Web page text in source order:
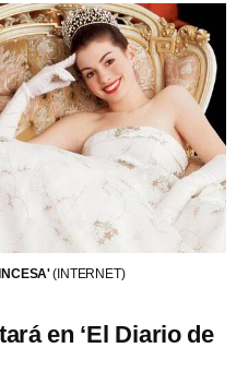
(INTERNET)
en ‘El Diario de